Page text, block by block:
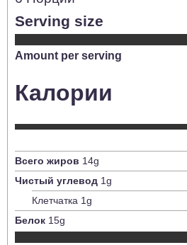
Serving size
Amount per serving
Калории
Всего жиров 14g
Чистый углевод 1g
Клетчатка 1g
Белок 15g